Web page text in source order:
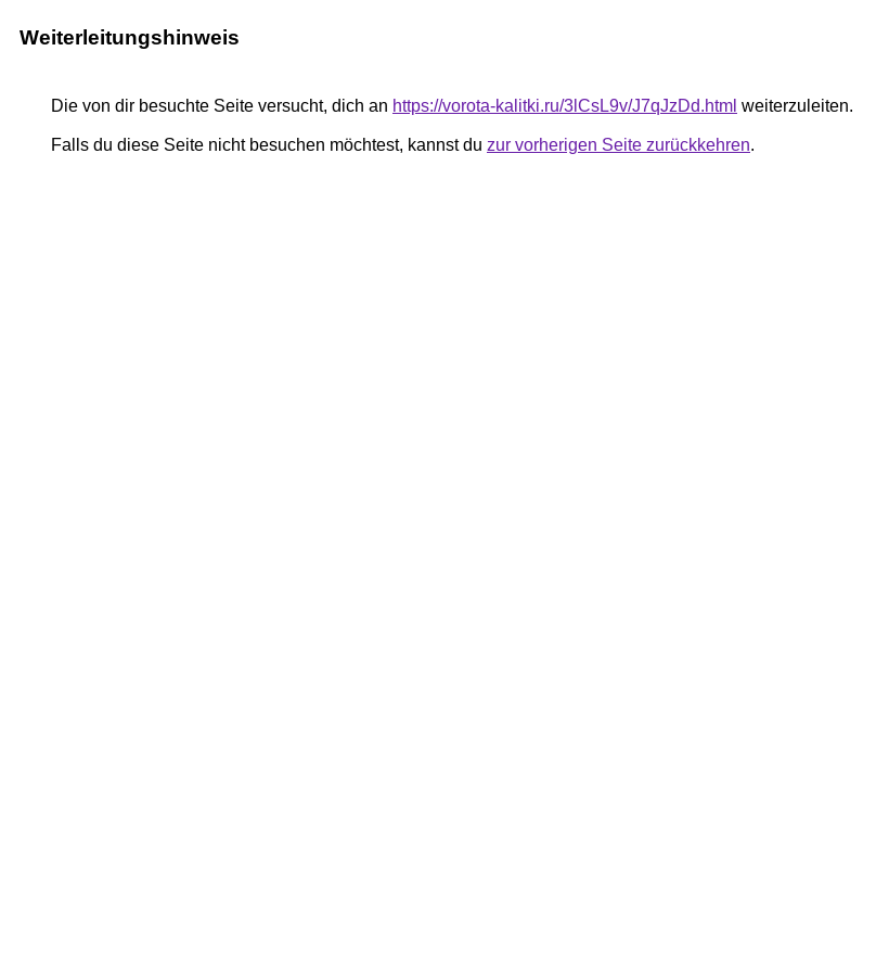
Weiterleitungshinweis
Die von dir besuchte Seite versucht, dich an https://vorota-kalitki.ru/3lCsL9v/J7qJzDd.html weiterzuleiten.
Falls du diese Seite nicht besuchen möchtest, kannst du zur vorherigen Seite zurückkehren.